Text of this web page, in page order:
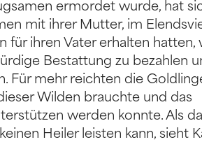
ermordet wurde, hat
mit ihrer Mutter, im
für ihren Vater erhalten hatten,
Bestattung zu bezahlen
Für mehr reichten die
Wilden brauchte und das
werden konnte. Als
Heiler leisten kann, sieht